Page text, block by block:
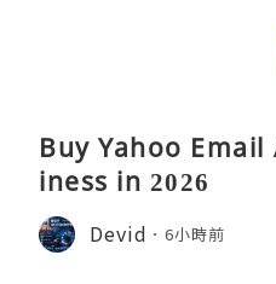
Buy Yahoo
iness in 2026
Devid 6小時前